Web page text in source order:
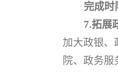
完成时
7.拓展
加大政银、
院、政务服